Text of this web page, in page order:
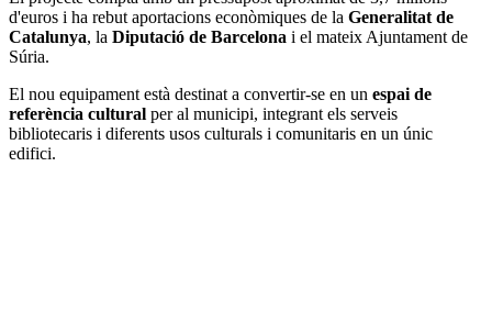
d'euros i ha rebut aportacions econòmiques de la Generalitat de
Catalunya, la Diputació de Barcelona i el mateix Ajuntament de
Súria.
El nou equipament està destinat a convertir-se en un espai de
referència cultural per al municipi, integrant els serveis
bibliotecaris i diferents usos culturals i comunitaris en un únic
edifici.